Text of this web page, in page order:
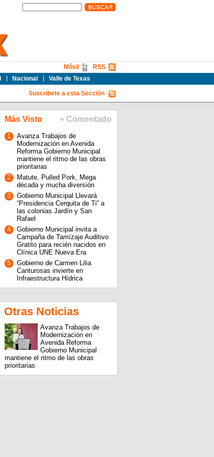
Nacional Valle de Texas
RSS
Móvil
Suscribete a esta Sección
Más Visto + Comentado
1
Avanza Trabajos de
Modernización en Avenida
Reforma Gobierno Municipal
mantiene el ritmo de las obras
prioritarias
2
Matute, Pulled Pork, Mega
década y mucha diversión
3
Gobierno Municipal Llevará
“Presidencia Cerquita de Ti” a
las colonias Jardín y San
Rafael
4
Gobierno Municipal invita a
Campaña de Tamízaje Auditivo
Gratito para recién nacidos en
Clínica UNE Nueva Era
5
Gobierno de Carmen Lilia
Canturosas invierte en
Infraestructura Hídrica
Otras Noticias
Avanza Trabajos de
Modernización en
Avenida Reforma
Gobierno Municipal
mantiene el ritmo de las obras
prioritarias